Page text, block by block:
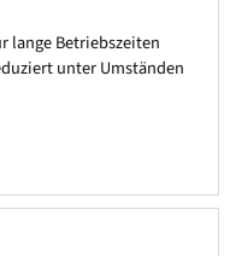
Betriebszeiten
unter Umständen